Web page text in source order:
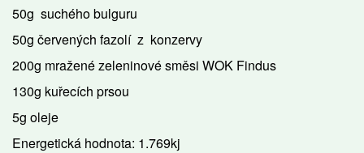
50g suchého bulguru
50g červených fazolí z konzervy
200g mražené zeleninové směsi WOK Findus
130g kuřecích prsou
5g oleje
Energetická hodnota: 1.769kj